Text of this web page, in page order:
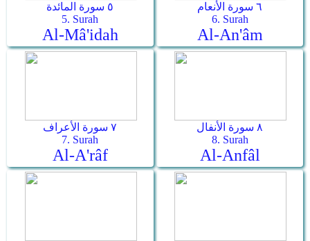
٥ سورة المائدة
5. Surah
Al-Mâ'idah
٦ سورة الأنعام
6. Surah
Al-An'âm
٧ سورة الأعراف
7. Surah
Al-A'râf
٨ سورة الأنفال
8. Surah
Al-Anfâl